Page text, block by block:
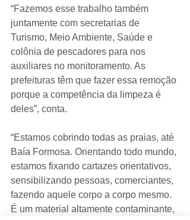
“Fazemos esse trabalho também
juntamente com secretarias de
Turismo, Meio Ambiente, Saúde e
colônia de pescadores para nos
auxiliares no monitoramento. As
prefeituras têm que fazer essa remoção
porque a competência da limpeza é
deles”, conta.
“Estamos cobrindo todas as praias, até
Baía Formosa. Orientando todo mundo,
estamos fixando cartazes orientativos,
sensibilizando pessoas, comerciantes,
fazendo aquele corpo a corpo mesmo.
É um material altamente contaminante,